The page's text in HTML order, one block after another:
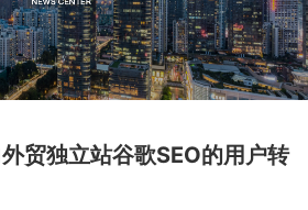
贸独立站谷歌SEO的用户转